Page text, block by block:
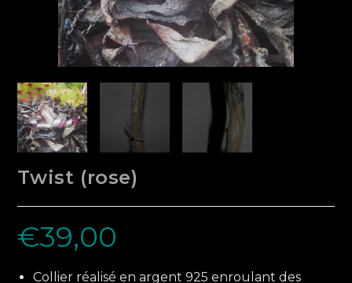
Twist (rose)
€39,00
Collier réalisé en argent 925 enroulant des